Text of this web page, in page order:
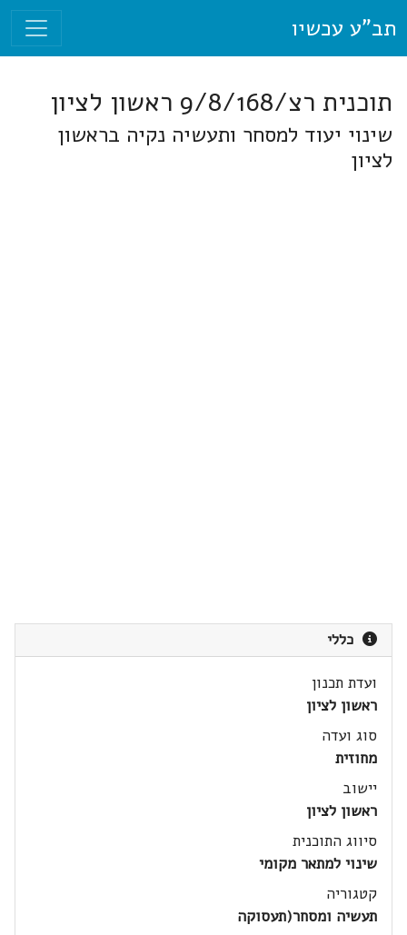
תב"ע עכשיו
תוכנית רצ/9/8/168 ראשון לציון
שינוי יעוד למסחר ותעשיה נקיה בראשון
לציון
כללי
ועדת תכנון
ראשון לציון
סוג ועדה
מחוזית
יישוב
ראשון לציון
סיווג התוכנית
שינוי למתאר מקומי
קטגוריה
תעשיה ומסחר(תעסוקה